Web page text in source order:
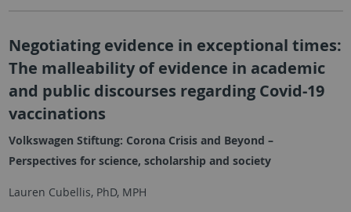
Negotiating evidence in exceptional times:
The malleability of evidence in academic
and public discourses regarding Covid-19
vaccinations
Volkswagen Stiftung: Corona Crisis and Beyond –
Perspectives for science, scholarship and society
Lauren Cubellis, PhD, MPH